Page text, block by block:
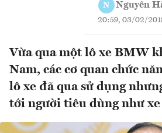
N Nguyên
20:59, 03/02/
Vừa qua một lô xe BMW
Nam, các cơ quan chức
lô xe đã qua sử dụng
tới người tiêu dùng như